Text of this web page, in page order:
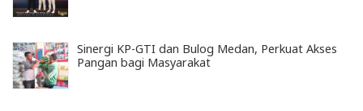
Sinergi KP-GTI dan Bulog Medan, Perkuat Akses
Pangan bagi Masyarakat